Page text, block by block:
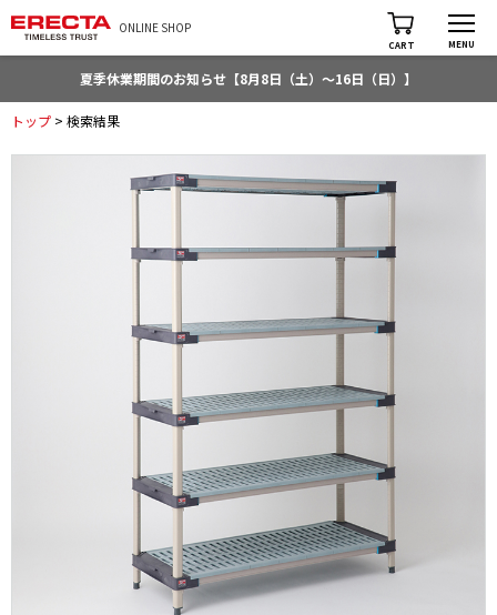
ONLINE SHOP
CART MENU
夏季休業期間のお知らせ【8月8日（土）～16日（日）】
トップ > 検索結果